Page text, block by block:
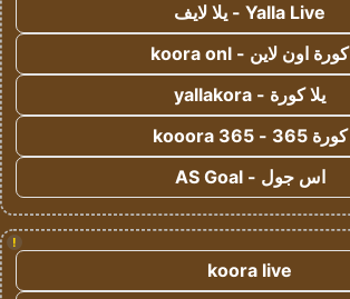
Yalla Live - يلا لايف
كورة اون لاين - koora onl
يلا كورة - yallakora
كورة 365 - kooora 365
اس جول - AS Goal
!
koora live